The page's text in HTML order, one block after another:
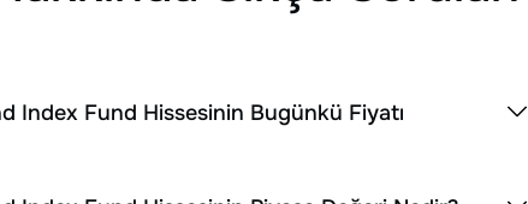
Index Fund Hissesinin Bugünkü Fiyatı